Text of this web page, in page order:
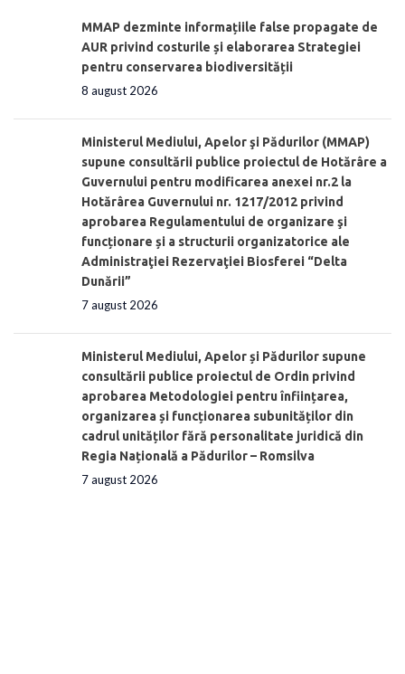
MMAP dezminte informațiile false propagate de
AUR privind costurile și elaborarea Strategiei
pentru conservarea biodiversității
8 august 2026
Ministerul Mediului, Apelor şi Pădurilor (MMAP)
supune consultării publice proiectul de Hotărâre a
Guvernului pentru modificarea anexei nr.2 la
Hotărârea Guvernului nr. 1217/2012 privind
aprobarea Regulamentului de organizare şi
funcționare și a structurii organizatorice ale
Administraţiei Rezervaţiei Biosferei “Delta
Dunării”
7 august 2026
Ministerul Mediului, Apelor și Pădurilor supune
consultării publice proiectul de Ordin privind
aprobarea Metodologiei pentru înființarea,
organizarea și funcționarea subunităților din
cadrul unităților fără personalitate juridică din
Regia Națională a Pădurilor – Romsilva
7 august 2026